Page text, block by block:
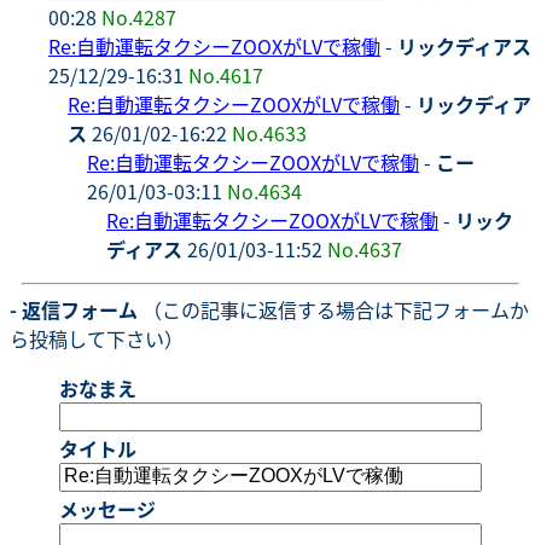
00:28 No.4287
Re:自動運転タクシーZOOXがLVで稼働- リックディアス
25/12/29-16:31 No.4617
Re:自動運転タクシーZOOXがLVで稼働- リックディア
ス 26/01/02-16:22 No.4633
Re:自動運転タクシーZOOXがLVで稼働- こー
26/01/03-03:11 No.4634
Re:自動運転タクシーZOOXがLVで稼働- リック
ディアス 26/01/03-11:52 No.4637
- 返信フォーム （この記事に返信する場合は下記フォームか
ら投稿して下さい）
おなまえ
タイトル
メッセージ